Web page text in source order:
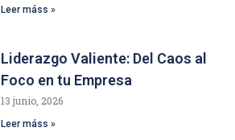
Leer máss »
Liderazgo Valiente: Del Caos al
Foco en tu Empresa
13 junio, 2026
Leer máss »